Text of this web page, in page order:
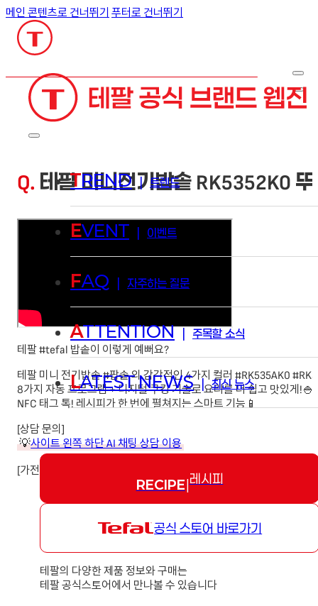
메인 콘텐츠로 건너뛰기 푸터로 건너뛰기
TREND | 트렌드
EVENT 이벤트
FAQ 자주하는 질문
ATTENTION 주목할 소식
LATEST NEWS 최신 뉴스
RECIPE |레시피
공식 스토어 바로가기
테팔의 다양한 제품 정보와 구매는
테팔 공식스토어에서 만나볼 수 있습니다
Q. 테팔 미니전기밥솥 RK5352K0
테팔 #tefal 밥솥이 이렇게 예뻐요?
테팔 미니 전기밥솥 #팝솥 의 감각적인 4가지 컬러 #RK535AK0
8가지 자동 프로그램 + 디지털 쿠킹 기술로 요리를 더 쉽고 맛있게!🍚
NFC 태그 톡! 레시피가 한 번에 펼쳐지는 스마트 기능📱
[상담 문의]
💡사이트 왼쪽 하단 AI 채팅 상담 이용
[가전제품 공식 서비스센터] ☎️1833-4220
테팔 #Tefal #팝솥 #전기밥솥 #미니전기밥솥 #밥솥관리법 #밥솥